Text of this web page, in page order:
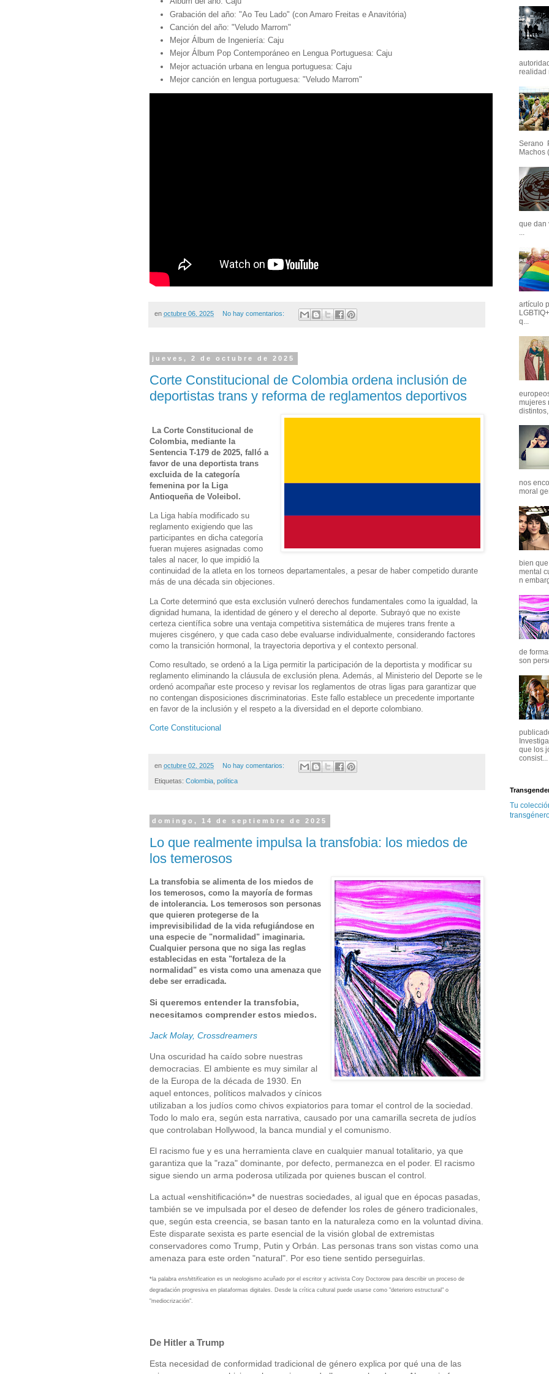
Grabación del año: "Ao Teu Lado" (con Amaro Freitas e Anavitória)
Canción del año: "Veludo Marrom"
Mejor Álbum de Ingeniería: Caju
Mejor Álbum Pop Contemporáneo en Lengua Portuguesa: Caju
Mejor actuación urbana en lengua portuguesa: Caju
Mejor canción en lengua portuguesa: "Veludo Marrom"
en octubre 06, 2025 No hay comentarios:
jueves, 2 de octubre de 2025
Corte Constitucional de Colombia ordena inclusión de
deportistas trans y reforma de reglamentos deportivos
La Corte Constitucional de
Colombia, mediante la
Sentencia T-179 de 2025, falló a
favor de una deportista trans
excluida de la categoría
femenina por la Liga
Antioqueña de Voleibol.
La Liga había modificado su
reglamento exigiendo que las
participantes en dicha categoría
fueran mujeres asignadas como
tales al nacer, lo que impidió la
continuidad de la atleta en los torneos departamentales, a pesar de haber competido durante
más de una década sin objeciones.
La Corte determinó que esta exclusión vulneró derechos fundamentales como la igualdad, la
dignidad humana, la identidad de género y el derecho al deporte. Subrayó que no existe
certeza científica sobre una ventaja competitiva sistemática de mujeres trans frente a
mujeres cisgénero, y que cada caso debe evaluarse individualmente, considerando factores
como la transición hormonal, la trayectoria deportiva y el contexto personal.
Como resultado, se ordenó a la Liga permitir la participación de la deportista y modificar su
reglamento eliminando la cláusula de exclusión plena. Además, al Ministerio del Deporte se le
ordenó acompañar este proceso y revisar los reglamentos de otras ligas para garantizar que
no contengan disposiciones discriminatorias. Este fallo establece un precedente importante
en favor de la inclusión y el respeto a la diversidad en el deporte colombiano.
Corte Constitucional
en octubre 02, 2025 No hay comentarios:
Etiquetas: Colombia política
domingo, 14 de septiembre de 2025
Lo que realmente impulsa la transfobia: los miedos de
los temerosos
La transfobia se alimenta de los miedos de
los temerosos, como la mayoría de formas
de intolerancia. Los temerosos son personas
que quieren protegerse de la
imprevisibilidad de la vida refugiándose en
una especie de "normalidad" imaginaria.
Cualquier persona que no siga las reglas
establecidas en esta "fortaleza de la
normalidad" es vista como una amenaza que
debe ser erradicada.
Si queremos entender la transfobia,
necesitamos comprender estos miedos.
Jack Molay, Crossdreamers
Una oscuridad ha caído sobre nuestras
democracias. El ambiente es muy similar al
de la Europa de la década de 1930. En
aquel entonces, políticos malvados y cínicos
utilizaban a los judíos como chivos expiatorios para tomar el control de la sociedad.
Todo lo malo era, según esta narrativa, causado por una camarilla secreta de judíos
que controlaban Hollywood, la banca mundial y el comunismo.
El racismo fue y es una herramienta clave en cualquier manual totalitario, ya que
garantiza que la "raza" dominante, por defecto, permanezca en el poder. El racismo
sigue siendo un arma poderosa utilizada por quienes buscan el control.
La actual «enshitificación»* de nuestras sociedades, al igual que en épocas pasadas,
también se ve impulsada por el deseo de defender los roles de género tradicionales,
que, según esta creencia, se basan tanto en la naturaleza como en la voluntad divina.
Este disparate sexista es parte esencial de la visión global de extremistas
conservadores como Trump, Putin y Orbán. Las personas trans son vistas como una
amenaza para este orden "natural". Por eso tiene sentido perseguirlas.
*l a palabra enshittification es un neologismo acuñado por el escritor y activista Cory Doctorow para describir un proceso de
degradación progresiva en plataformas digitales. Desde la crítica cultural puede usarse como "deterioro estructural" o
"mediocrización".
De Hitler a Trump
Esta necesidad de conformidad tradicional de género explica por qué una de las
realidad
Serano
Machos
que dan
...
artículo
q...
mujeres
nos
moral
bien
mental
n
de
son
que los
consist...
Tu